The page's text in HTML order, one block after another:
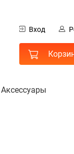
Вход
Аксессуары